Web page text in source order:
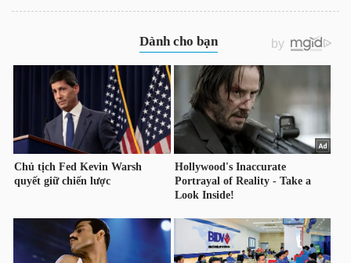
Sách
chính